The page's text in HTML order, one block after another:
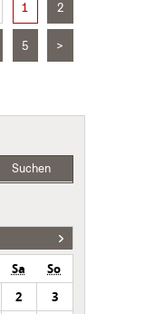
1 2
5 >
Suchen
Sa
So
2
3